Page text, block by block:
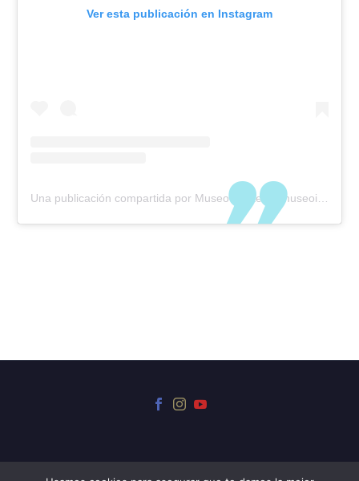
Ver esta publicación en Instagram